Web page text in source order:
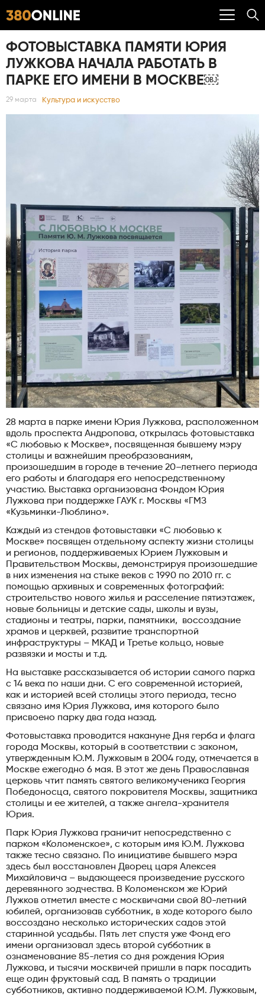
ФОТОВЫСТАВКА ПАМЯТИ ЮРИЯ
ЛУЖКОВА НАЧАЛА РАБОТАТЬ В
ПАРКЕ ЕГО ИМЕНИ В МОСКВЕ￼
29 марта Культура и искусство
28 марта в парке имени Юрия Лужкова, расположенном
вдоль проспекта Андропова, открылась фотовыставка
«С любовью к Москве», посвященная бывшему мэру
столицы и важнейшим преобразованиям,
произошедшим в городе в течение 20–летнего периода
его работы и благодаря его непосредственному
участию. Выставка организована Фондом Юрия
Лужкова при поддержке ГАУК г. Москвы «ГМЗ
«Кузьминки-Люблино».
Каждый из стендов фотовыставки «С любовью к
Москве» посвящен отдельному аспекту жизни столицы
и регионов, поддерживаемых Юрием Лужковым и
Правительством Москвы, демонстрируя произошедшие
в них изменения на стыке веков с 1990 по 2010 гг. с
помощью архивных и современных фотографий:
строительство нового жилья и расселение пятиэтажек,
новые больницы и детские сады, школы и вузы,
стадионы и театры, парки, памятники, воссоздание
храмов и церквей, развитие транспортной
инфраструктуры – МКАД и Третье кольцо, новые
развязки и мосты и т.д.
На выставке рассказывается об истории самого парка
с 14 века по наши дни. С его современной историей,
как и историей всей столицы этого периода, тесно
связано имя Юрия Лужкова, имя которого было
присвоено парку два года назад.
Фотовыставка проводится накануне Дня герба и флага
города Москвы, который в соответствии с законом,
утвержденным Ю.М. Лужковым в 2004 году, отмечается в
Москве ежегодно 6 мая. В этот же день Православная
церковь чтит память святого великомученика Георгия
Победоносца, святого покровителя Москвы, защитника
столицы и ее жителей, а также ангела-хранителя
Юрия.
Парк Юрия Лужкова граничит непосредственно с
парком «Коломенское», с которым имя Ю.М. Лужкова
также тесно связано. По инициативе бывшего мэра
здесь был восстановлен Дворец царя Алексея
Михайловича – выдающееся произведение русского
деревянного зодчества. В Коломенском же Юрий
Лужков отметил вместе с москвичами свой 80-летний
юбилей, организовав субботник, в ходе которого было
воссоздано несколько исторических садов этой
старинной усадьбы. Пять лет спустя уже Фонд его
имени организовал здесь второй субботник в
ознаменование 85-летия со дня рождения Юрия
Лужкова, и тысячи москвичей пришли в парк посадить
еще один фруктовый сад. В память о традиции
субботников, активно поддерживаемой Ю.М. Лужковым,